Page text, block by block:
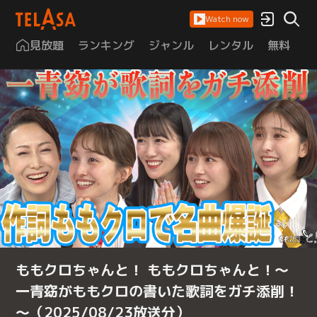
Watch now
見放題 ランキング ジャンル レンタル 無料
ももクロちゃんと！ ももクロちゃんと！～
一青窈がももクロの書いた歌詞をガチ添削！
～（2025/08/23放送分）